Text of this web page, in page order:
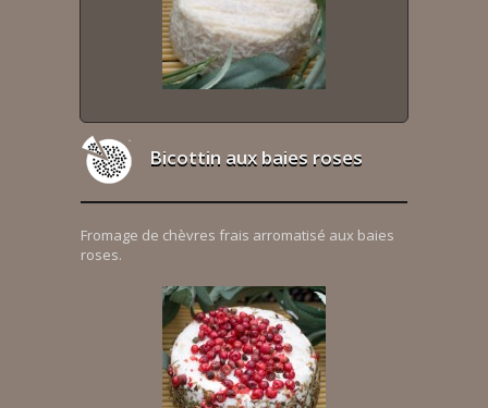
Bicottin aux baies roses
Fromage de chèvres frais arromatisé aux baies
roses.